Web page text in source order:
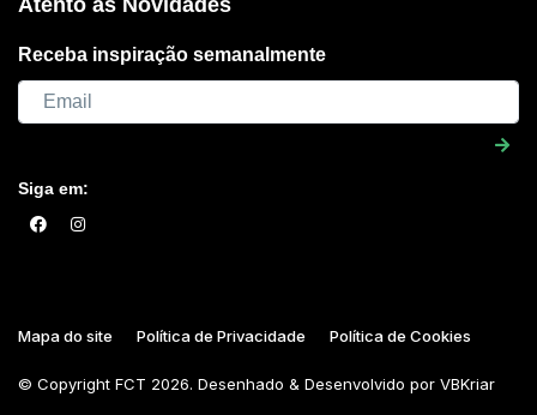
Receba inspiração semanalmente
Siga em:
Mapa do site Política de Privacidade Política de Cookies
© Copyright FCT 2026. Desenhado & Desenvolvido por VBKriar